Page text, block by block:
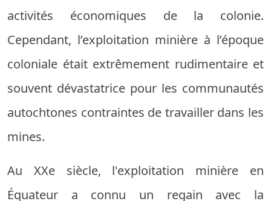
activités économiques de la colonie.
Cependant, l’exploitation minière à l’époque
coloniale était extrêmement rudimentaire et
souvent dévastatrice pour les communautés
autochtones contraintes de travailler dans les
mines.
Au XXe siècle, l'exploitation minière en
Équateur a connu un regain avec la